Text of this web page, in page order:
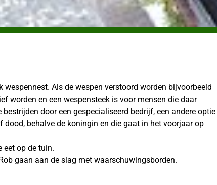
Als de wespen verstoord worden bijvoorbeeld
worden en een wespensteek is voor mensen die daar
door een gespecialiseerd bedrijf, een andere optie
behalve de koningin en die gaat in het voorjaar op
eet op de tuin.
gaan aan de slag met waarschuwingsborden.